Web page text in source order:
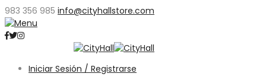
983 356 985 info@cityhallstore.com
Iniciar Sesión / Registrarse